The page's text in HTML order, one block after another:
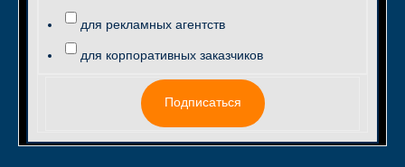
для рекламных агентств
для корпоративных заказчиков
Подписаться